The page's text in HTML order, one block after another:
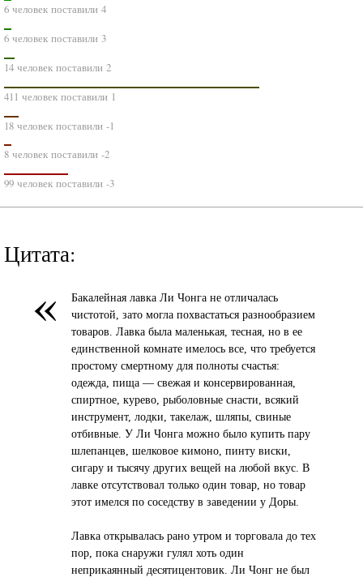
6 человек поставили 4
6 человек поставили 3
14 человек поставили 2
411 человек поставили 1
18 человек поставили -1
8 человек поставили -2
99 человек поставили -3
Цитата:
«
Бакалейная лавка Ли Чонга не отличалась
чистотой, зато могла похвастаться разнообразием
товаров. Лавка была маленькая, тесная, но в ее
единственной комнате имелось все, что требуется
простому смертному для полноты счастья:
одежда, пища — свежая и консервированная,
спиртное, курево, рыболовные снасти, всякий
инструмент, лодки, такелаж, шляпы, свиные
отбивные. У Ли Чонга можно было купить пару
шлепанцев, шелковое кимоно, пинту виски,
сигару и тысячу других вещей на любой вкус. В
лавке отсутствовал только один товар, но товар
этот имелся по соседству в заведении у Доры.
Лавка открывалась рано утром и торговала до тех
пор, пока снаружи гулял хоть один
неприкаянный десятицентовик. Ли Чонг не был